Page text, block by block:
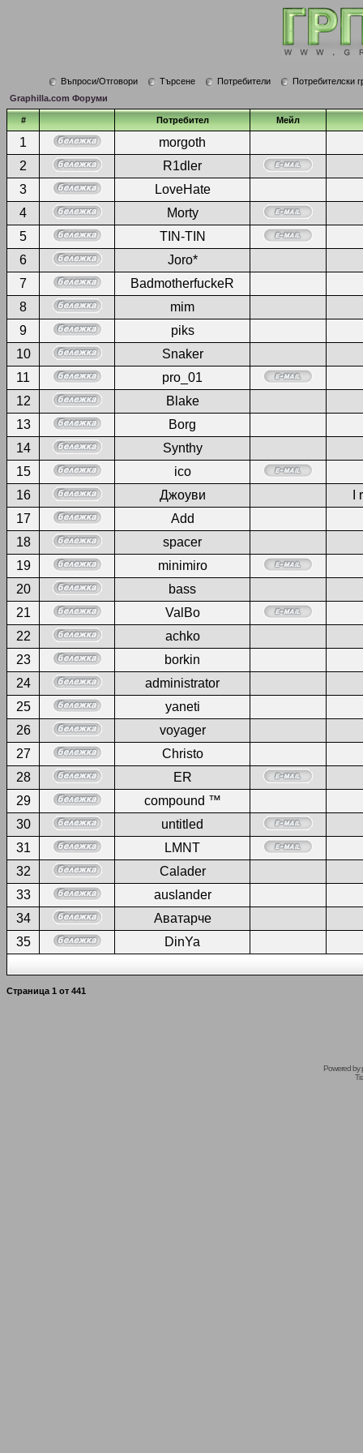
Въпроси/Отговори Търсене Потребители
Потребителски
Graphilla.com Форуми
# Потребител Мейл
1
morgoth
2
R1dler
3
LoveHate
4
Morty
5
TIN-TIN
6
Joro*
7
BadmotherfuckeR
8
mim
9
piks
10
Snaker
11
pro_01
12
Blake
13
Borg
14
Synthy
15
ico
16
Джоуви
17
Add
18
spacer
19
minimiro
20
bass
21
ValBo
22
achko
23
borkin
24
administrator
25
yaneti
26
voyager
27
Christo
28
ER
29
compound ™
30
untitled
31
LMNT
32
Calader
33
auslander
34
Аватарче
35
DinYa
Страница 1 от 441
Powered by